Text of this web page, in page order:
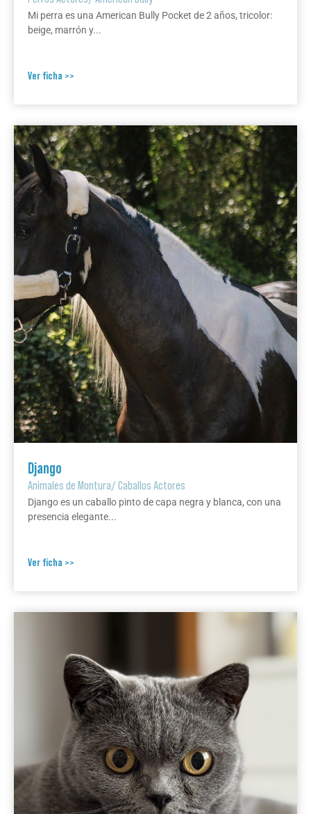
Mi perra es una American Bully Pocket de 2 años, tricolor:
beige, marrón y...
Ver ficha >>
Django
Animales de Montura/Caballos Actores
Django es un caballo pinto de capa negra y blanca, con una
presencia elegante...
Ver ficha >>